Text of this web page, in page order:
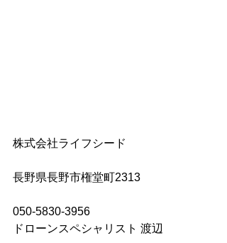
株式会社ライフシード
長野県長野市権堂町2313
050-5830-3956
ドローンスペシャリスト 渡辺